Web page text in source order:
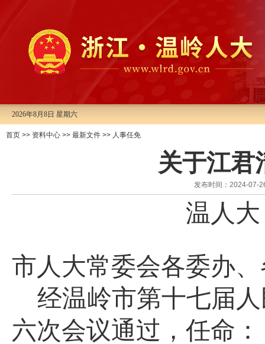
2026年8月8日 星期六
首页 >> 资料中心 >> 最新文件 >> 人事任免
关于江君
发布时间：2024-
温人
市人大常委会各委办
经温岭市第十七届
六次会议通过， 任命：